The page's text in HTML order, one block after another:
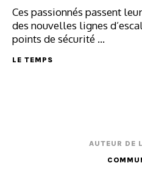
Ces passionnés passent
des nouvelles lignes
points de sécurité ...
LE TEMPS
AUTEUR DE